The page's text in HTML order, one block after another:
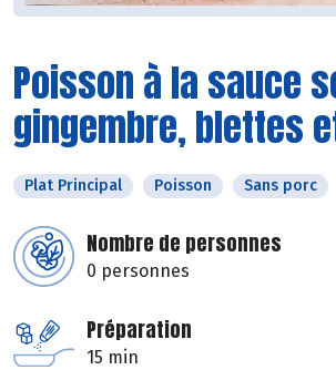
Poisson à la sauce
gingembre, blettes
Plat Principal Poisson Sans porc
Nombre de personnes
0 personnes
Préparation
15 min